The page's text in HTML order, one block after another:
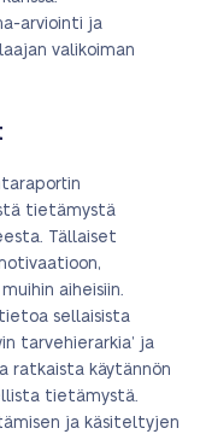
arviointi ja
valikoiman
tietämystä
Tällaiset
aiheisiin.
sellaisista
tarvehierarkia’ ja
ratkaista käytännön
tietämystä.
ja käsiteltyjen